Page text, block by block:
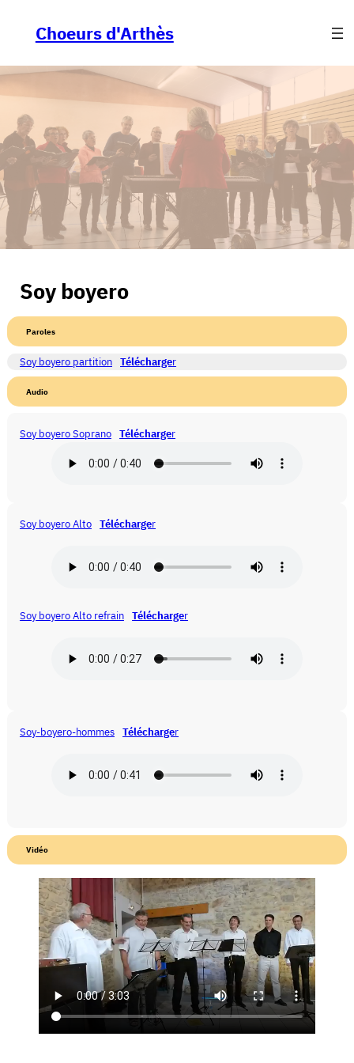
Choeurs d'Arthès
Soy boyero
Paroles
Soy boyero partition Télécharger
Audio
Soy boyero Soprano Télécharger
Soy boyero Alto Télécharger
Soy boyero Alto refrain Télécharger
Soy-boyero-hommes Télécharger
Vidéo